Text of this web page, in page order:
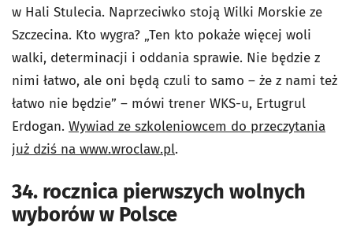
w Hali Stulecia. Naprzeciwko stoją Wilki Morskie ze
Szczecina. Kto wygra? „Ten kto pokaże więcej woli
walki, determinacji i oddania sprawie. Nie będzie z
nimi łatwo, ale oni będą czuli to samo – że z nami też
łatwo nie będzie” – mówi trener WKS-u, Ertugrul
Erdogan. Wywiad ze szkoleniowcem do przeczytania
już dziś na www.wroclaw.pl.
34. rocznica pierwszych wolnych
wyborów w Polsce